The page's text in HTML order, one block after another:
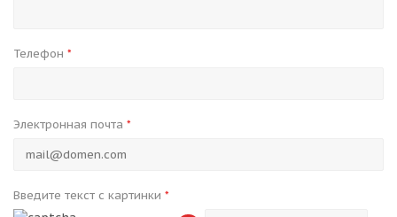
Телефон *
Электронная почта *
Введите текст с картинки *